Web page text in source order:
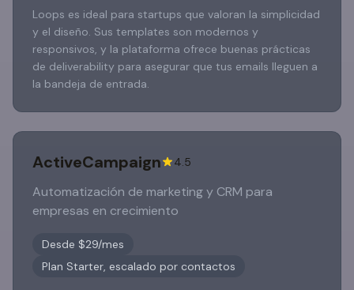
Loops es ideal para startups que valoran la simplicidad
y el diseño. Sus templates son modernos y
responsivos, y la plataforma ofrece buenas prácticas
de deliverability para asegurar que tus emails lleguen a
la bandeja de entrada.
ActiveCampaign 4.5
Automatización de marketing y CRM para
empresas en crecimiento
Desde $29/mes
Plan Starter, escalado por contactos